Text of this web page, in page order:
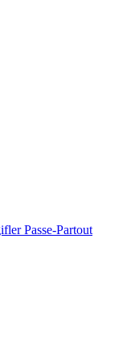
Passe-Partout